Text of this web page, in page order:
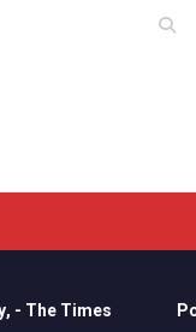
Росія може